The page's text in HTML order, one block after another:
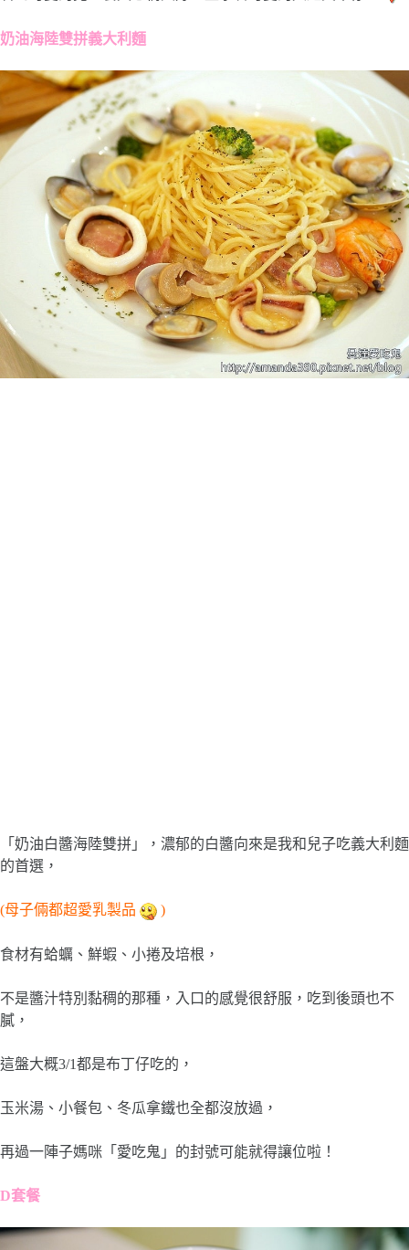
奶油海陸雙拼義大利麵
「奶油白醬海陸雙拼」，濃郁的白醬向來是我和兒子吃義大利麵
的首選，
(母子倆都超愛乳製品 )
食材有蛤蠣、鮮蝦、小捲及培根，
不是醬汁特別黏稠的那種，入口的感覺很舒服，吃到後頭也不
膩，
這盤大概3/1都是布丁仔吃的，
玉米湯、小餐包、冬瓜拿鐵也全都沒放過，
再過一陣子媽咪「愛吃鬼」的封號可能就得讓位啦！
D套餐